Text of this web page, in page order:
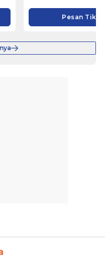
Pesan Tiket